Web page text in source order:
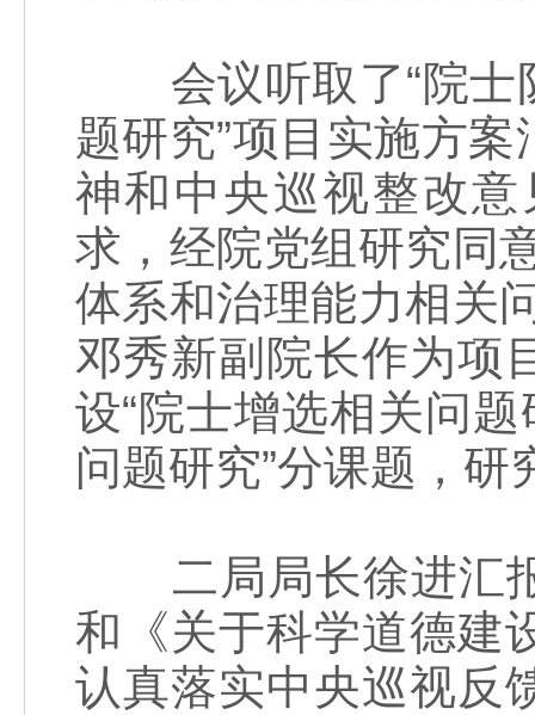
会议听取了“院士
题研究”项目实施方
神和中央巡视整改
求，经院党组研究同
体系和治理能力相关
邓秀新副院长作为项
设“院士增选相关问
问题研究”分课题，研
二局局长徐进汇报
和《关于科学道德建
认真落实中央巡视反